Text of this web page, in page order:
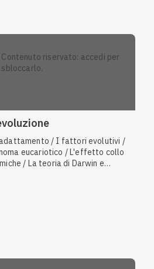
contenuto riservato: accedi per
sbloccarlo.
/ I fattori evolutivi /
eucariotico / L'effetto collo
/ La teoria di Darwin e